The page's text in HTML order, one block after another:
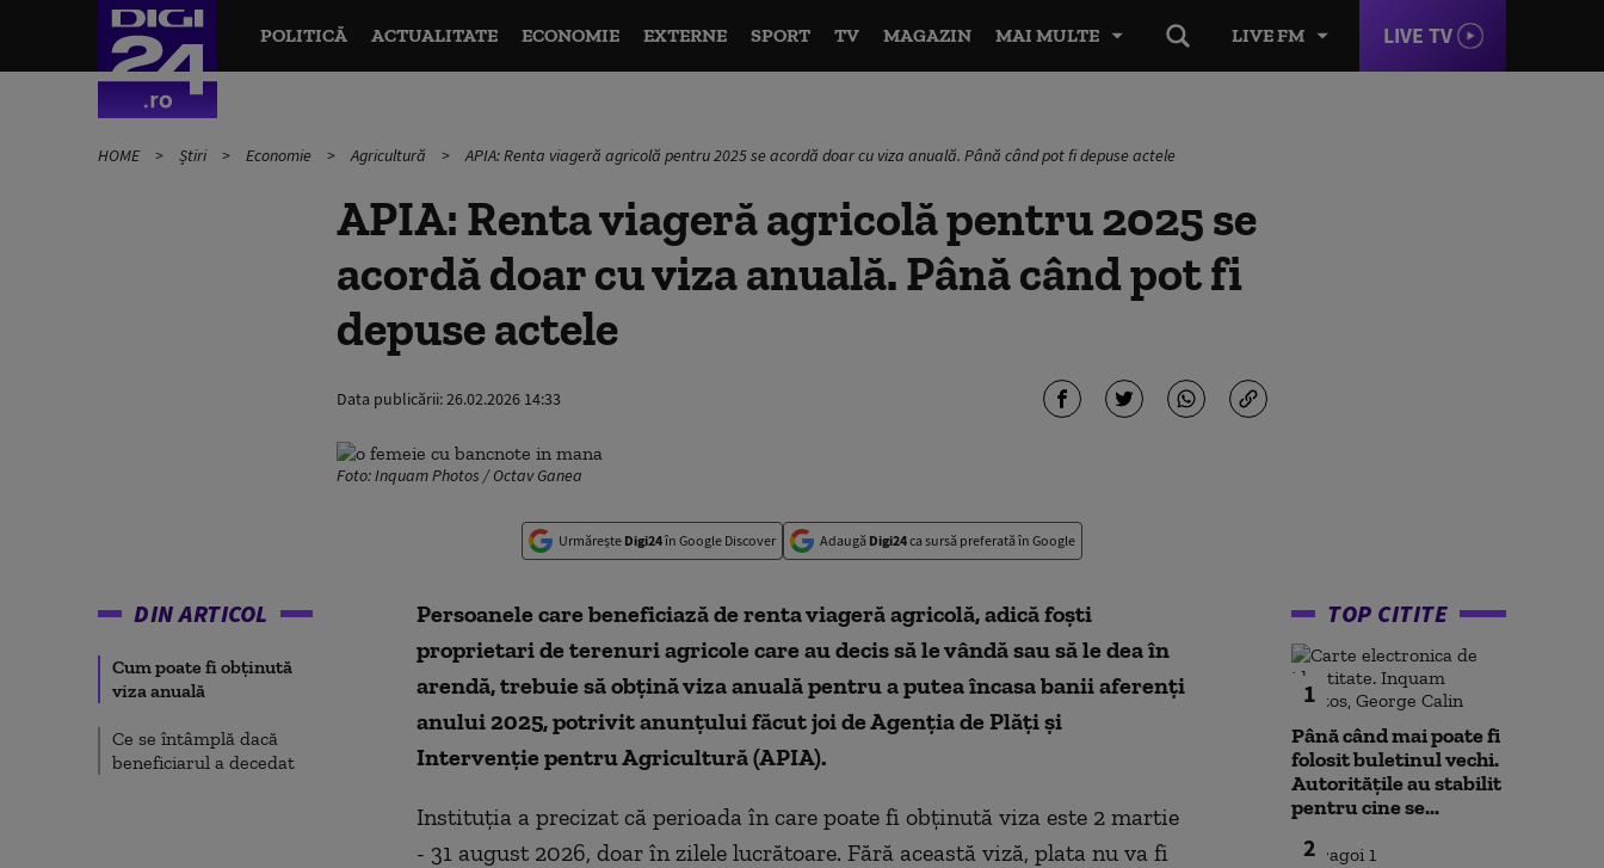
LIVE FM LIVE TV
POLITICĂ ACTUALITATE ECONOMIE EXTERNE SPORT TV MAGAZIN MAI MULTE
HOME Știri Economie Agricultură APIA: Renta viageră agricolă pentru 2025 se acordă doar cu viza anuală. Până când pot fi depuse actele
APIA: Renta viageră agricolă pentru 2025 se
acordă doar cu viza anuală. Până când pot fi
depuse actele
Data publicării:26.02.2026 14:33
Foto: Inquam Photos / Octav Ganea
Urmărește Digi24în Google Discover Adaugă Digi24ca sursă preferată în Google
DIN ARTICOL
Cum poate fi obținută
viza anuală
Ce se întâmplă dacă
beneficiarul a decedat
Persoanele care beneficiază de renta viageră agricolă, adică foști
proprietari de terenuri agricole care au decis să le vândă sau să le dea în
arendă, trebuie să obțină viza anuală pentru a putea încasa banii aferenți
anului 2025, potrivit anunțului făcut joi de Agenția de Plăți și
Intervenție pentru Agricultură (APIA).
Instituția a precizat că perioada în care poate fi obținută viza este 2 martie
- 31 august 2026, doar în zilele lucrătoare. Fără această viză, plata nu va fi
TOP CITITE
1
Până când mai poate fi
folosit buletinul vechi.
Autoritățile au stabilit
pentru cine se...
2